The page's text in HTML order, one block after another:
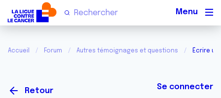
Accueil Forum Autres témoignages et questions Écrire
Retour Se connecter